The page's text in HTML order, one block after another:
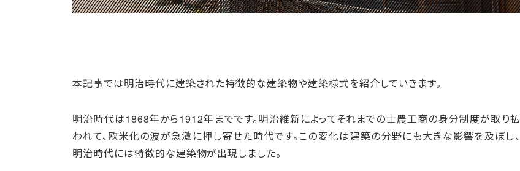
本記事では明治時代に建築された特徴的な建築物や建築様式を紹介していきます。
明治時代は1868年から1912年までです。明治維新によってそれまでの士農工商の身分制度が取り払
われて、欧米化の波が急激に押し寄せた時代です。この変化は建築の分野にも大きな影響を及ぼし、
明治時代には特徴的な建築物が出現しました。